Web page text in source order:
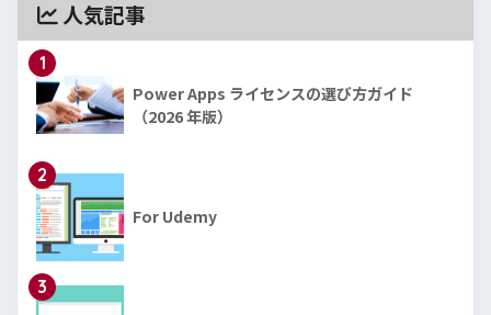
人気記事
1
Power Apps ライセンスの選び方ガイド
（2026 年版）
2
For Udemy
3